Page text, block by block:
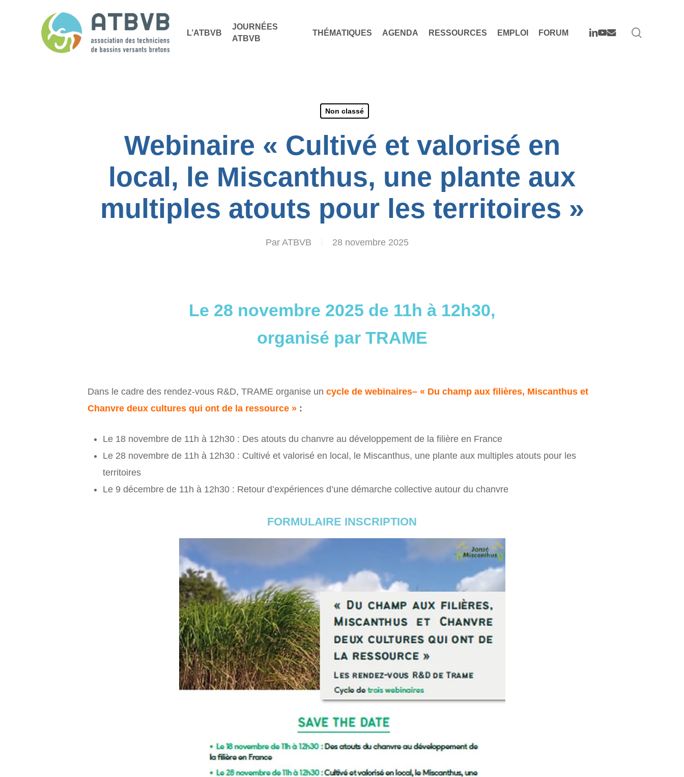
L’ATBVB
JOURNÉES
ATBVB
THÉMATIQUES AGENDA RESSOURCES EMPLOI FORUM LINKEDIN
YOUTUBE
EMAIL
Non classé
Webinaire « Cultivé et valorisé en
local, le Miscanthus, une plante aux
multiples atouts pour les territoires »
Par ATBVB 28 novembre 2025
Le 28 novembre 2025 de 11h à 12h30,
organisé par TRAME
Dans le cadre des rendez-vous R&D, TRAME organise un cycle de webinaires– « Du champ aux filières, Miscanthus et
Chanvre deux cultures qui ont de la ressource » :
Le 18 novembre de 11h à 12h30 : Des atouts du chanvre au développement de la filière en France
Le 28 novembre de 11h à 12h30 : Cultivé et valorisé en local, le Miscanthus, une plante aux multiples atouts pour les
territoires
Le 9 décembre de 11h à 12h30 : Retour d’expériences d’une démarche collective autour du chanvre
FORMULAIRE INSCRIPTION